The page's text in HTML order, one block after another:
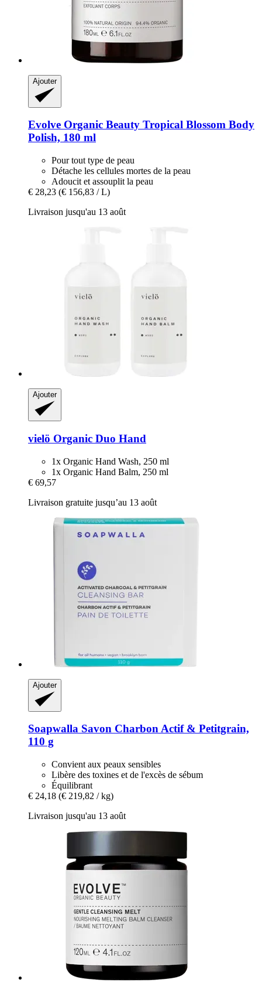
Ajouter
Evolve Organic Beauty Tropical Blossom Body
Polish, 180 ml
Pour tout type de peau
Détache les cellules mortes de la peau
Adoucit et assouplit la peau
€ 28,23 (€ 156,83 / L)
Livraison jusqu'au 13 août
Ajouter
vielö Organic Duo Hand
1x Organic Hand Wash, 250 ml
1x Organic Hand Balm, 250 ml
€ 69,57
Livraison gratuite jusqu’au 13 août
Ajouter
Soapwalla Savon Charbon Actif & Petitgrain,
110 g
Convient aux peaux sensibles
Libère des toxines et de l'excès de sébum
Équilibrant
€ 24,18 (€ 219,82 / kg)
Livraison jusqu'au 13 août